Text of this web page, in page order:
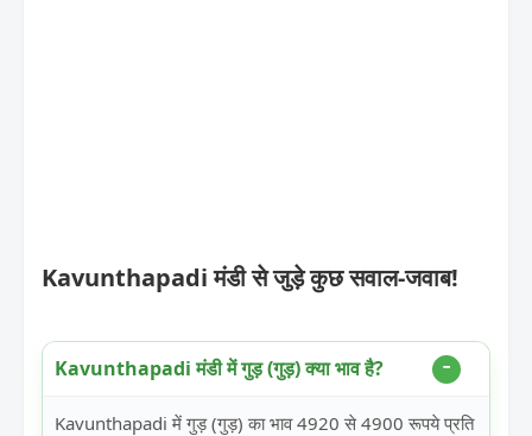
Kavunthapadi मंडी से जुड़े कुछ सवाल-जवाब!
Kavunthapadi मंडी में गुड़ (गुड़) क्या भाव है?
Kavunthapadi में गुड़ (गुड़) का भाव 4920 से 4900 रूपये प्रति